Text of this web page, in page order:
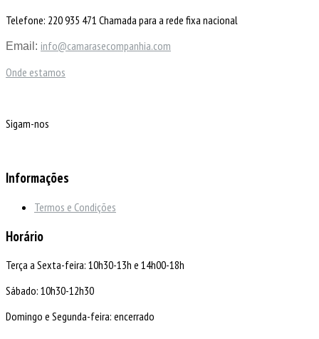
Telefone: 220 935 471 Chamada para a rede fixa nacional
Email: info@camarasecompanhia.com
Onde estamos
Sigam-nos
Informações
Termos e Condições
Horário
Terça a Sexta-feira: 10h30-13h e 14h00-18h
Sábado: 10h30-12h30
Domingo e Segunda-feira: encerrado